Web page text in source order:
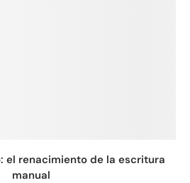
el renacimiento de la escritura
manual